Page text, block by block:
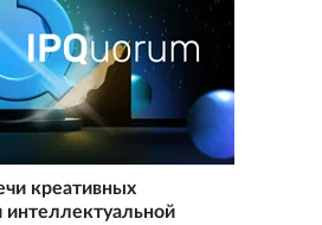
креативных
интеллектуальной